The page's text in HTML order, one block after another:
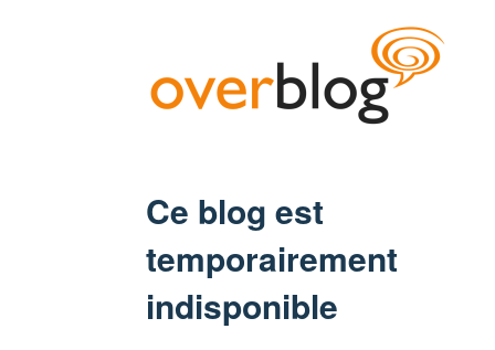
Ce blog est
temporairement
indisponible